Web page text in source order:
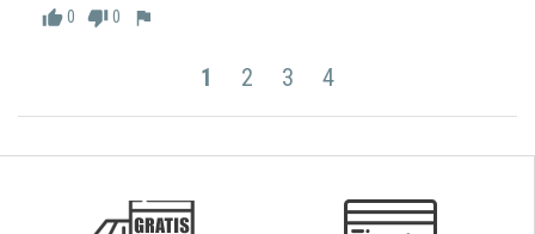
thumb_up0 thumb_down0 flag
1 2 3 4